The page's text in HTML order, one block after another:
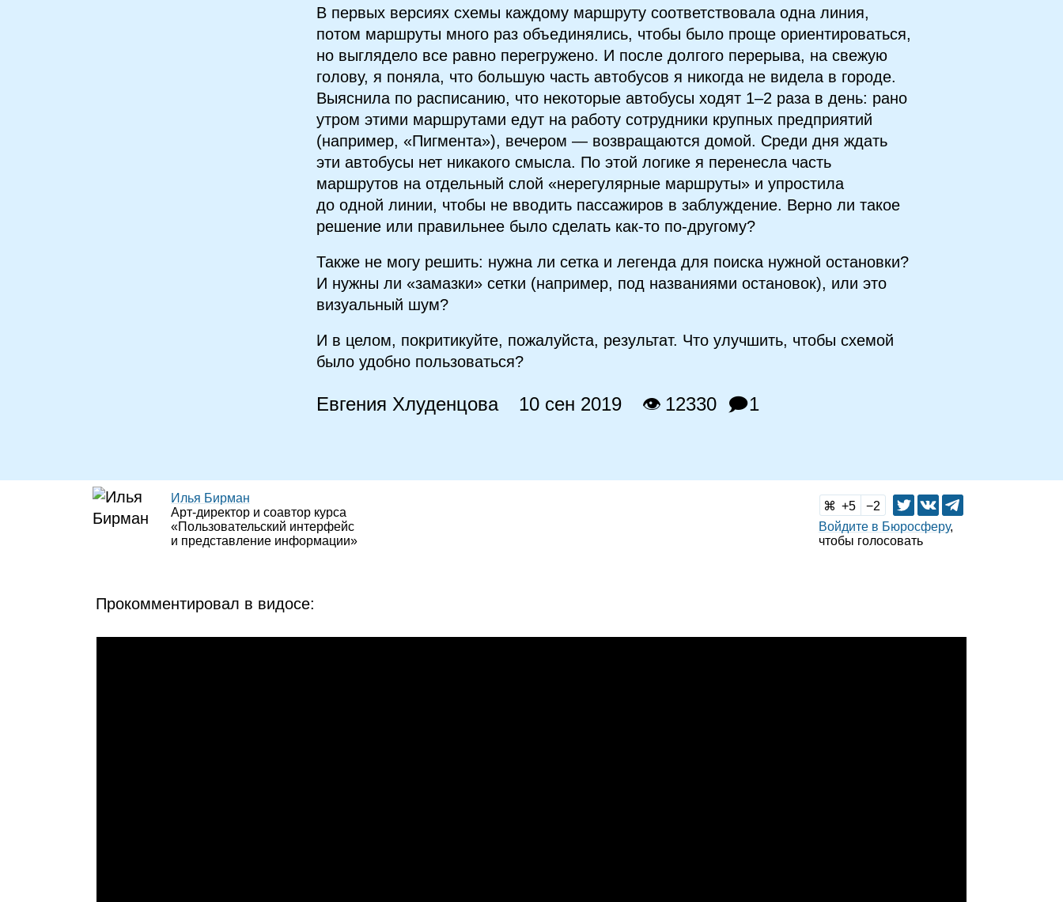
В первых версиях схемы каждому маршруту соответствовала одна линия,
потом маршруты много раз объединялись, чтобы было проще ориентироваться,
но выглядело все равно перегружено. И после долгого перерыва, на свежую
голову, я поняла, что большую часть автобусов я никогда не видела в городе.
Выяснила по расписанию, что некоторые автобусы ходят 1–2 раза в день: рано
утром этими маршрутами едут на работу сотрудники крупных предприятий
(например, «Пигмента»), вечером — возвращаются домой. Среди дня ждать
эти автобусы нет никакого смысла. По этой логике я перенесла часть
маршрутов на отдельный слой «нерегулярные маршруты» и упростила
до одной линии, чтобы не вводить пассажиров в заблуждение. Верно ли такое
решение или правильнее было сделать как‑то по‑другому?
Также не могу решить: нужна ли сетка и легенда для поиска нужной остановки?
И нужны ли «замазки» сетки (например, под названиями остановок), или это
визуальный шум?
И в целом, покритикуйте, пожалуйста, результат. Что улучшить, чтобы схемой
было удобно пользоваться?
Евгения Хлуденцова 10 сен 2019 👁 12330 🗩1
Илья Бирман
Арт‑директор и соавтор курса
«Пользовательский интерфейс
и представление информации»
5
2
Войдите в Бюросферу,
чтобы голосовать
Прокомментировал в видосе: